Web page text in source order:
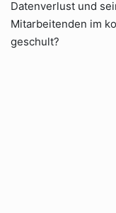
Datenverlust und
Mitarbeitenden im
geschult?